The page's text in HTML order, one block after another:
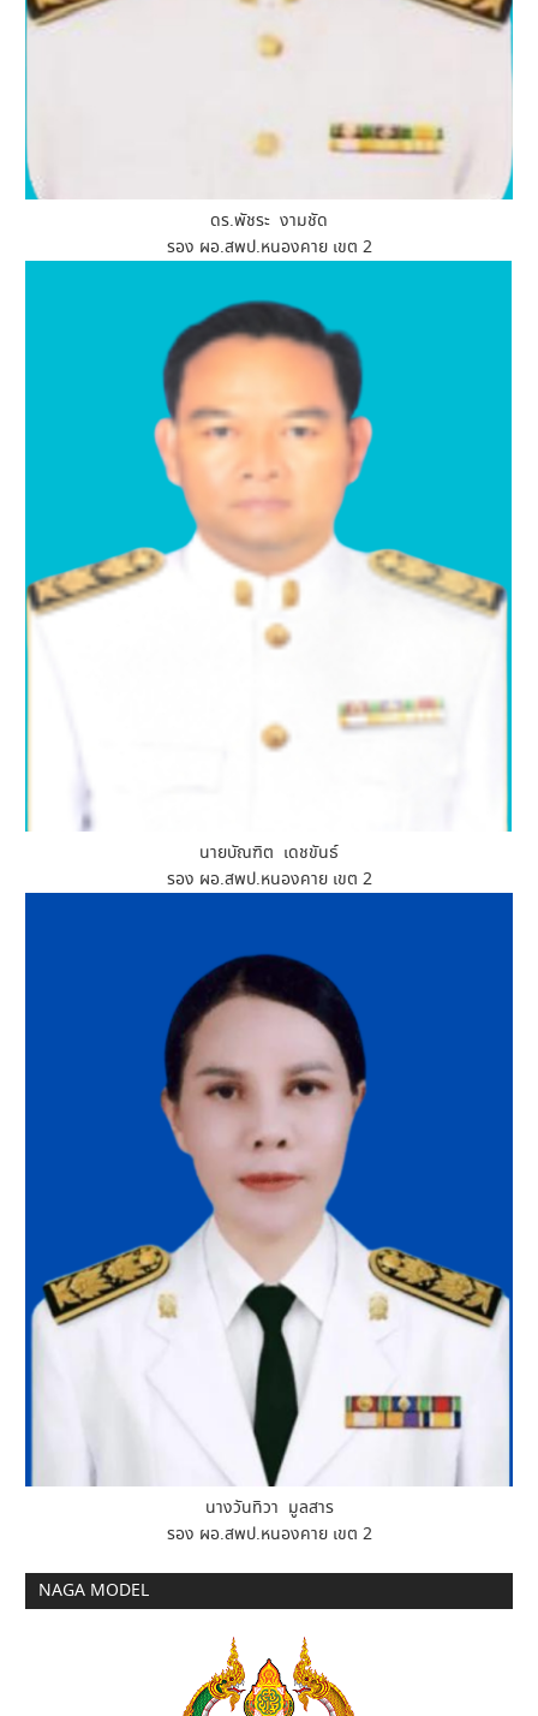
ดร.พัชระ งามชัด
รอง ผอ.สพป.หนองคาย เขต 2
นายบัณฑิต เดชขันธ์
รอง ผอ.สพป.หนองคาย เขต 2
นางวันทิวา มูลสาร
รอง ผอ.สพป.หนองคาย เขต 2
NAGA MODEL